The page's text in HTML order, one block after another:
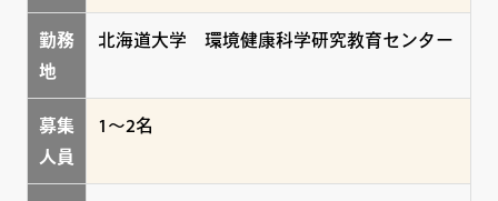
勤務
地
北海道大学 環境健康科学研究教育センター
募集
人員
1～2名